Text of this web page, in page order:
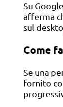
Su
afferma
sul
Come
Se una
fornito